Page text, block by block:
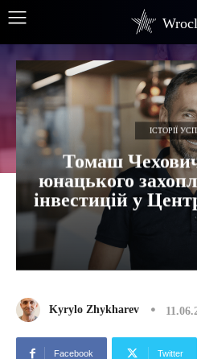
ІСТОРІЇ
Томаш
юнацького
інвестицій у
Kyrylo Zhykharev
Facebook Twitter